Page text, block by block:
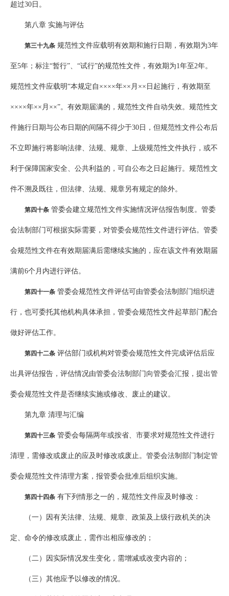
超过30日。
第八章 实施与评估
第三十九条 规范性文件应载明有效期和施行日期，有效期为3年
至5年；标注“暂行”、“试行”的规范性文件，有效期为1年至2年。
规范性文件应载明“本规定自××××年××月××日起施行，有效期至
××××年××月××”。有效期届满的，规范性文件自动失效。规范性文
件施行日期与公布日期的间隔不得少于30日，但规范性文件公布后
不立即施行将影响法律、法规、规章、上级规范性文件执行，或不
利于保障国家安全、公共利益的，可自公布之日起施行。规范性文
件不溯及既往，但法律、法规、规章另有规定的除外。
第四十条 管委会建立规范性文件实施情况评估报告制度。管委
会法制部门可根据实际需要，对管委会规范性文件进行评估。管委
会规范性文件在有效期届满后需继续实施的，应在该文件有效期届
满前6个月内进行评估。
第四十一条 管委会规范性文件评估可由管委会法制部门组织进
行，也可委托其他机构具体承担，管委会规范性文件起草部门配合
做好评估工作。
第四十二条 评估部门或机构对管委会规范性文件完成评估后应
出具评估报告，评估情况由管委会法制部门向管委会汇报，提出管
委会规范性文件是否继续实施或修改、废止的建议。
第九章 清理与汇编
第四十三条 管委会每隔两年或按省、市要求对规范性文件进行
清理，需修改或废止的应及时修改或废止。管委会法制部门制定管
委会规范性文件清理方案，报管委会批准后组织实施。
第四十四条 有下列情形之一的，规范性文件应及时修改：
（一）因有关法律、法规、规章、政策及上级行政机关的决
定、命令的修改或废止，需作出相应修改的；
（二）因实际情况发生变化，需增减或改变内容的；
（三）其他应予以修改的情况。